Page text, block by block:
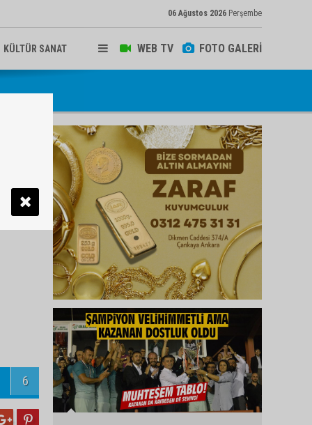
06 Ağustos 2026 Perşembe
WEB TV FOTO GALERİ
KÜLTÜR SANAT
6